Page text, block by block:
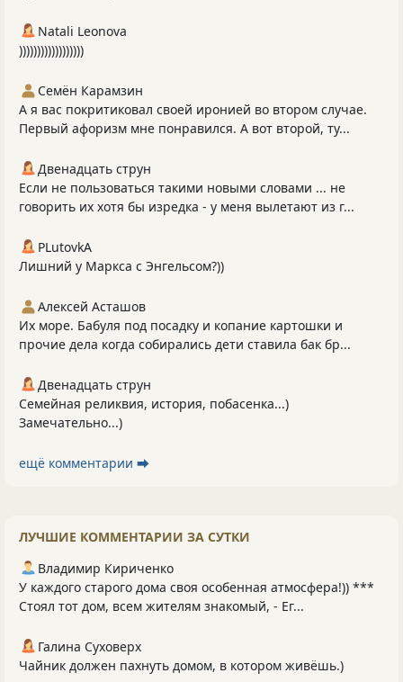
Natali Leonova
))))))))))))))))))
Семён Карамзин
А я вас покритиковал своей иронией во втором случае.
Первый афоризм мне понравился. А вот второй, ту...
Двенадцать струн
Если не пользоваться такими новыми словами ... не
говорить их хотя бы изредка - у меня вылетают из г...
PLutоvkА
Лишний у Маркса с Энгельсом?))
Алексей Асташов
Их море. Бабуля под посадку и копание картошки и
прочие дела когда собирались дети ставила бак бр...
Двенадцать струн
Семейная реликвия, история, побасенка...)
Замечательно...)
ещё комментарии ⮕
ЛУЧШИЕ КОММЕНТАРИИ ЗА СУТКИ
Владимир Кириченко
У каждого старого дома своя особенная атмосфера!)) ***
Стоял тот дом, всем жителям знакомый, - Ег...
Галина Суховерх
Чайник должен пахнуть домом, в котором живёшь.)